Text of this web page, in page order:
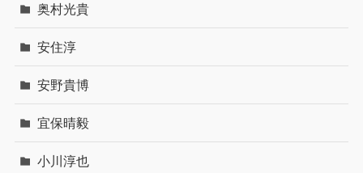
奥村光貴
安住淳
安野貴博
宜保晴毅
小川淳也